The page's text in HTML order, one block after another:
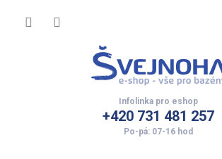
+420 731 481 257